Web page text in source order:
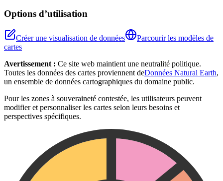
Options d’utilisation
Créer une visualisation de données
Parcourir les modèles de
cartes
Avertissement : Ce site web maintient une neutralité politique.
Toutes les données des cartes proviennent deDonnées Natural Earth,
un ensemble de données cartographiques du domaine public.
Pour les zones à souveraineté contestée, les utilisateurs peuvent
modifier et personnaliser les cartes selon leurs besoins et
perspectives spécifiques.